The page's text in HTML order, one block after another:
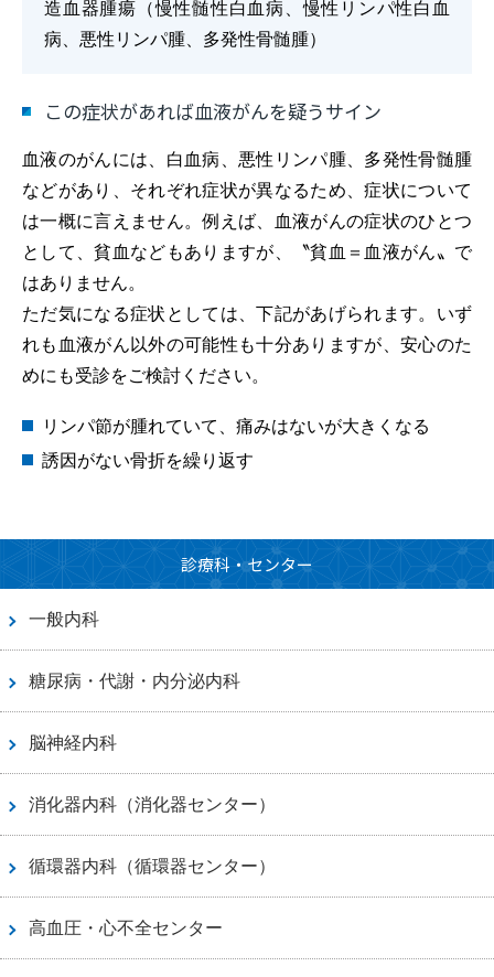
造血器腫瘍（慢性髄性白血病、慢性リンパ性白血
病、悪性リンパ腫、多発性骨髄腫）
この症状があれば血液がんを疑うサイン
血液のがんには、白血病、悪性リンパ腫、多発性骨髄腫
などがあり、それぞれ症状が異なるため、症状について
は一概に言えません。例えば、血液がんの症状のひとつ
として、貧血などもありますが、〝貧血＝血液がん〟で
はありません。
ただ気になる症状としては、下記があげられます。いず
れも血液がん以外の可能性も十分ありますが、安心のた
めにも受診をご検討ください。
リンパ節が腫れていて、痛みはないが大きくなる
誘因がない骨折を繰り返す
診療科・センター
一般内科
糖尿病・代謝・内分泌内科
脳神経内科
消化器内科（消化器センター）
循環器内科（循環器センター）
高血圧・心不全センター